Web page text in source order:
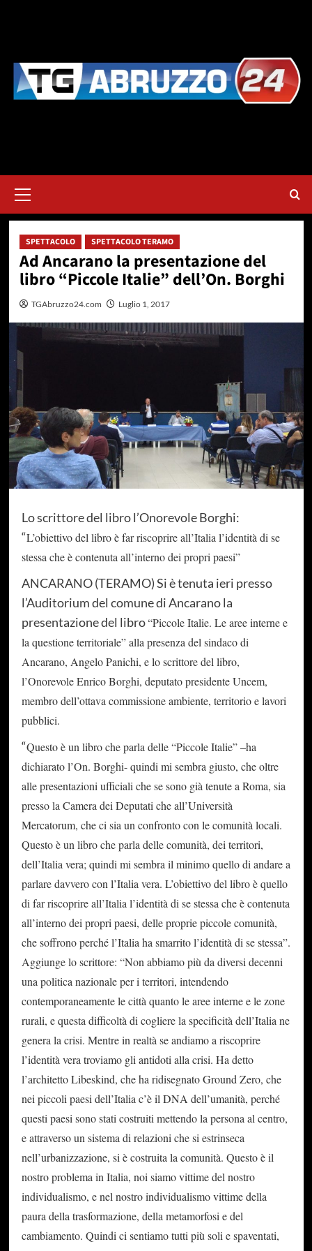
principale
SPETTACOLO SPETTACOLO TERAMO
Ad Ancarano la presentazione del
libro “Piccole Italie” dell’On. Borghi
TGAbruzzo24.com Luglio 1, 2017
Lo scrittore del libro l’Onorevole Borghi:
“L’obiettivo del libro è far riscoprire all’Italia l’identità di se
stessa che è contenuta all’interno dei propri paesi”
ANCARANO (TERAMO) Si è tenuta ieri presso
l’Auditorium del comune di Ancarano la
presentazione del libro“Piccole Italie. Le aree interne e
la questione territoriale” alla presenza del sindaco di
Ancarano, Angelo Panichi, e lo scrittore del libro,
l’Onorevole Enrico Borghi, deputato presidente Uncem,
membro dell’ottava commissione ambiente, territorio e lavori
pubblici.
“Questo è un libro che parla delle “Piccole Italie” –ha
dichiarato l’On. Borghi- quindi mi sembra giusto, che oltre
alle presentazioni ufficiali che se sono già tenute a Roma, sia
presso la Camera dei Deputati che all’Università
Mercatorum, che ci sia un confronto con le comunità locali.
Questo è un libro che parla delle comunità, dei territori,
dell’Italia vera; quindi mi sembra il minimo quello di andare a
parlare davvero con l’Italia vera. L’obiettivo del libro è quello
di far riscoprire all’Italia l’identità di se stessa che è contenuta
all’interno dei propri paesi, delle proprie piccole comunità,
che soffrono perché l’Italia ha smarrito l’identità di se stessa”.
Aggiunge lo scrittore: “Non abbiamo più da diversi decenni
una politica nazionale per i territori, intendendo
contemporaneamente le città quanto le aree interne e le zone
rurali, e questa difficoltà di cogliere la specificità dell’Italia ne
genera la crisi. Mentre in realtà se andiamo a riscoprire
l’identità vera troviamo gli antidoti alla crisi. Ha detto
l’architetto Libeskind, che ha ridisegnato Ground Zero, che
nei piccoli paesi dell’Italia c’è il DNA dell’umanità, perché
questi paesi sono stati costruiti mettendo la persona al centro,
e attraverso un sistema di relazioni che si estrinseca
nell’urbanizzazione, si è costruita la comunità. Questo è il
nostro problema in Italia, noi siamo vittime del nostro
individualismo, e nel nostro individualismo vittime della
paura della trasformazione, della metamorfosi e del
cambiamento. Quindi ci sentiamo tutti più soli e spaventati,